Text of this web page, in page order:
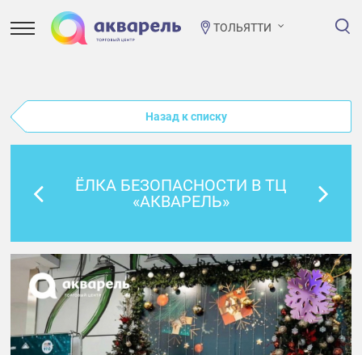
ТОЛЬЯТТИ
Назад к списку
ЁЛКА БЕЗОПАСНОСТИ В ТЦ
«АКВАРЕЛЬ»